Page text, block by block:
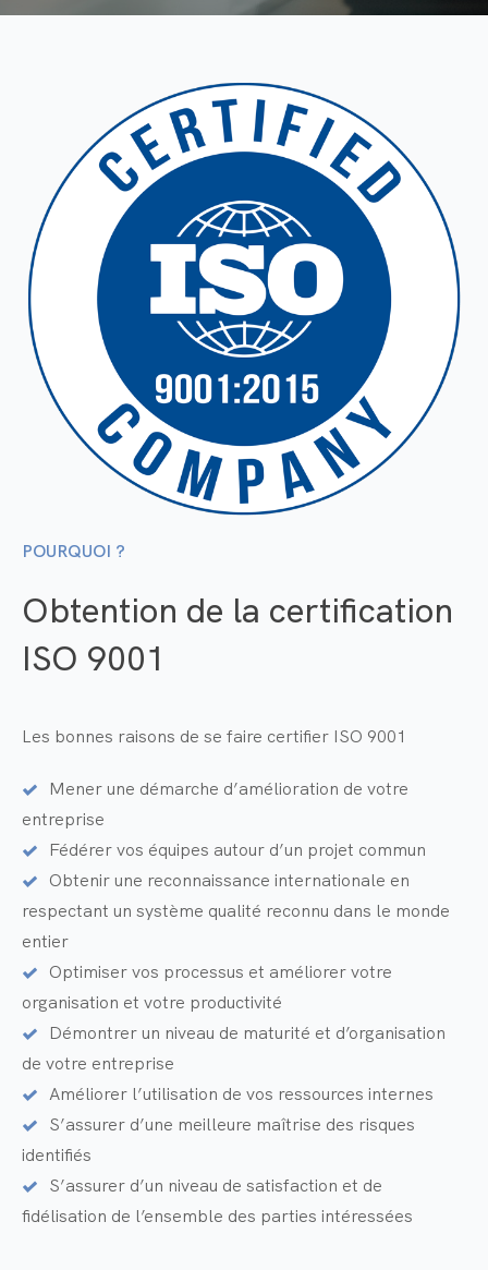
POURQUOI ?
Obtention de la certification
ISO 9001
Les bonnes raisons de se faire certifier ISO 9001
Mener une démarche d’amélioration de votre
entreprise
Fédérer vos équipes autour d’un projet commun
Obtenir une reconnaissance internationale en
respectant un système qualité reconnu dans le monde
entier
Optimiser vos processus et améliorer votre
organisation et votre productivité
Démontrer un niveau de maturité et d’organisation
de votre entreprise
Améliorer l’utilisation de vos ressources internes
S’assurer d’une meilleure maîtrise des risques
identifiés
S’assurer d’un niveau de satisfaction et de
fidélisation de l’ensemble des parties intéressées